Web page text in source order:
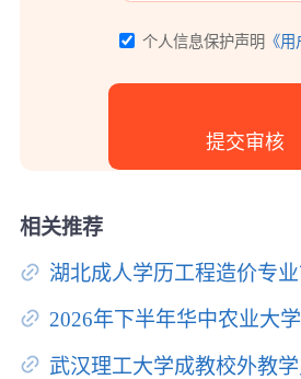
个人信息保护声明 《
相关推荐
湖北成人学历工程造价专
2026年下半年华中农业大
武汉理工大学成教校外教